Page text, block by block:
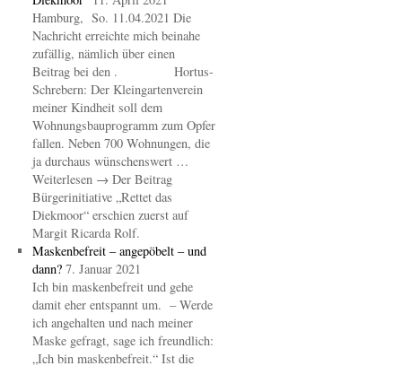
Hamburg, So. 11.04.2021 Die
Nachricht erreichte mich beinahe
zufällig, nämlich über einen
Beitrag bei den . Hortus-
Schrebern: Der Kleingartenverein
meiner Kindheit soll dem
Wohnungsbauprogramm zum Opfer
fallen. Neben 700 Wohnungen, die
ja durchaus wünschenswert …
Weiterlesen → Der Beitrag
Bürgerinitiative „Rettet das
Diekmoor“ erschien zuerst auf
Margit Ricarda Rolf.
Maskenbefreit – angepöbelt – und
dann? 7. Januar 2021
Ich bin maskenbefreit und gehe
damit eher entspannt um. – Werde
ich angehalten und nach meiner
Maske gefragt, sage ich freundlich:
„Ich bin maskenbefreit.“ Ist die